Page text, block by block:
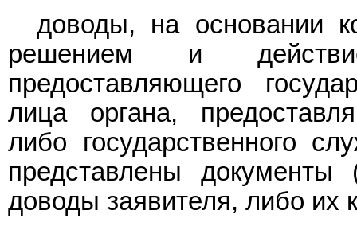
доводы, на основании
решением и
предоставляющего
лица органа,
либо государственного
представлены
доводы заявителя, либо их